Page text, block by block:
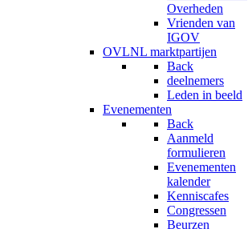
Overheden
Vrienden van
IGOV
OVLNL marktpartijen
Back
deelnemers
Leden in beeld
Evenementen
Back
Aanmeld
formulieren
Evenementen
kalender
Kenniscafes
Congressen
Beurzen